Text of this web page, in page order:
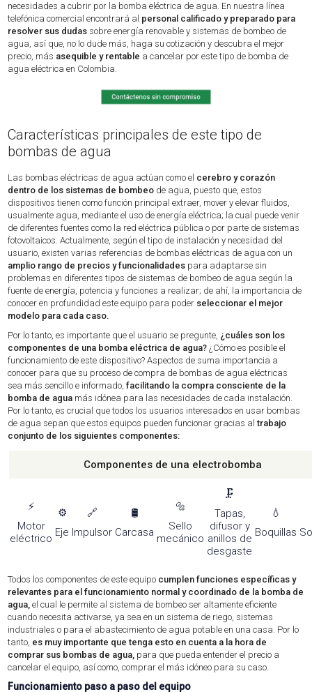
necesidades a cubrir por la bomba eléctrica de agua. En nuestra línea
telefónica comercial encontrará al personal calificado y preparado para
resolver sus dudas sobre energía renovable y sistemas de bombeo de
agua, así que, no lo dude más, haga su cotización y descubra el mejor
precio, más asequible y rentable a cancelar por este tipo de bomba de
agua eléctrica en Colombia.
Características principales de este tipo de
bombas de agua
Las bombas eléctricas de agua actúan como el cerebro y corazón
dentro de los sistemas de bombeo de agua, puesto que, estos
dispositivos tienen como función principal extraer, mover y elevar fluidos,
usualmente agua, mediante el uso de energía eléctrica; la cual puede venir
de diferentes fuentes como la red eléctrica pública o por parte de sistemas
fotovoltaicos. Actualmente, según el tipo de instalación y necesidad del
usuario, existen varias referencias de bombas eléctricas de agua con un
amplio rango de precios y funcionalidades para adaptarse sin
problemas en diferentes tipos de sistemas de bombeo de agua según la
fuente de energía, potencia y funciones a realizar; de ahí, la importancia de
conocer en profundidad este equipo para poder seleccionar el mejor
modelo para cada caso.
Por lo tanto, es importante que el usuario se pregunte, ¿cuáles son los
componentes de una bomba eléctrica de agua? ¿Cómo es posible el
funcionamiento de este dispositivo? Aspectos de suma importancia a
conocer para que su proceso de compra de bombas de agua eléctricas
sea más sencillo e informado,facilitando la compra consciente de la
bomba de agua más idónea para las necesidades de cada instalación.
Por lo tanto, es crucial que todos los usuarios interesados en usar bombas
de agua sepan que estos equipos pueden funcionar gracias altrabajo
conjunto de los siguientes componentes:
Componentes de una electrobomba
⚡
Motor
eléctrico
⚙️
Eje
🔗
Impulsor
🛢️
Carcasa
🔩
Sello
mecánico
🗜️
Tapas,
difusor y
anillos de
desgaste
💧
Boquillas
Todos los componentes de este equipo cumplen funciones específicas y
relevantes para el funcionamiento normal y coordinado de la bomba de
agua, el cual le permite al sistema de bombeo ser altamente eficiente
cuando necesita activarse, ya sea en un sistema de riego, sistemas
industriales o para el abastecimiento de agua potable en una casa. Por lo
tanto, es muy importante que tenga esto en cuenta a la hora de
comprar sus bombas de agua, para que pueda entender el precio a
cancelar el equipo, así como, comprar el más idóneo para su caso.
Funcionamiento paso a paso del equipo